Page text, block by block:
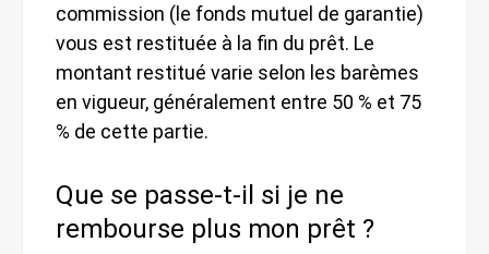
commission (le fonds mutuel de garantie)
vous est restituée à la fin du prêt. Le
montant restitué varie selon les barèmes
en vigueur, généralement entre 50 % et 75
% de cette partie.
Que se passe-t-il si je ne
rembourse plus mon prêt ?